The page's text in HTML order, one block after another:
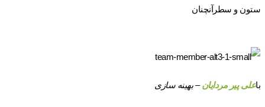
ستون و سطرآنچنان
باعلی پیر مردایان– بهینه سازی